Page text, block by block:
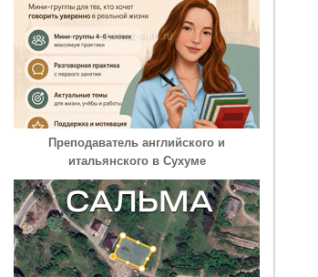
Преподаватель английского и
итальянского в Сухуме